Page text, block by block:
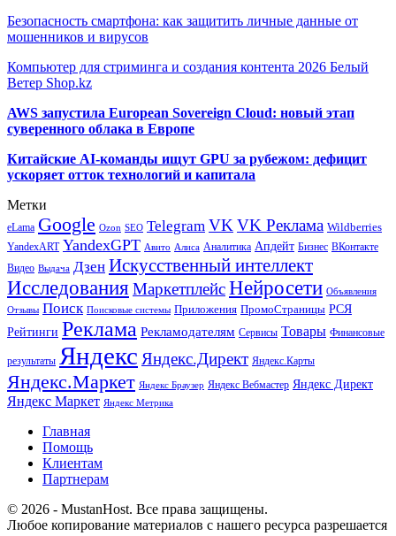
Безопасность смартфона: как защитить личные данные от
мошенников и вирусов
Компьютер для стриминга и создания контента 2026 Белый
Ветер Shop.kz
AWS запустила European Sovereign Cloud: новый этап
суверенного облака в Европе
Китайские AI-команды ищут GPU за рубежом: дефицит
ускоряет отток технологий и капитала
Метки
eLama Google Ozon SEO Telegram VKVK Реклама Wildberries
YandexART YandexGPT Авито Алиса Аналитика Апдейт Бизнес ВКонтакте
Видео Выдача Дзен Искусственный интеллект
Исследования МаркетплейсНейросети Объявления
Отзывы Поиск Поисковые системы Приложения ПромоСтраницы РСЯ
Рейтинги Реклама Рекламодателям Сервисы Товары Финансовые
результаты Яндекс Яндекс.Директ Яндекс.Карты
Яндекс.Маркет Яндекс Браузер Яндекс Вебмастер Яндекс Директ
Яндекс Маркет Яндекс Метрика
Главная
Помощь
Клиентам
Партнерам
© 2026 - MustanHost. Все права защищены.
Любое копирование материалов с нашего ресурса разрешается